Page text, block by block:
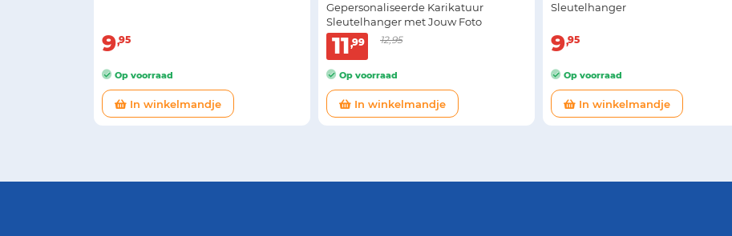
9 95
Op voorraad
In winkelmandje
Gepersonaliseerde Karikatuur
Sleutelhanger met Jouw Foto
11 99 12,95
Op voorraad
In winkelmandje
Sleutelhanger
9 95
Op voorraad
In winkelmandje